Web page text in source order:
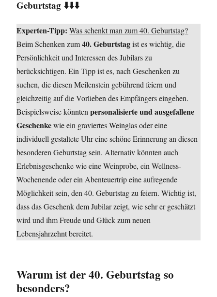
Geburtstag ⬇️⬇️⬇️
Experten-Tipp: Was schenkt man zum 40. Geburtstag?
Beim Schenken zum40. Geburtstagist es wichtig, die
Persönlichkeit und Interessen des Jubilars zu
berücksichtigen. Ein Tipp ist es, nach Geschenken zu
suchen, die diesen Meilenstein gebührend feiern und
gleichzeitig auf die Vorlieben des Empfängers eingehen.
Beispielsweise könntenpersonalisierte und ausgefallene
Geschenkewie ein graviertes Weinglas oder eine
individuell gestaltete Uhr eine schöne Erinnerung an diesen
besonderen Geburtstag sein. Alternativ könnten auch
Erlebnisgeschenke wie eine Weinprobe, ein Wellness-
Wochenende oder ein Abenteuertrip eine aufregende
Möglichkeit sein, den 40. Geburtstag zu feiern. Wichtig ist,
dass das Geschenk dem Jubilar zeigt, wie sehr er geschätzt
wird und ihm Freude und Glück zum neuen
Lebensjahrzehnt bereitet.
Warum ist der 40. Geburtstag so
besonders?